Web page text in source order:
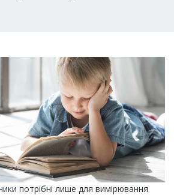
потрібні лише для вимірювання